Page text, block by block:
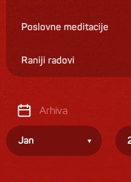
Poslovne meditacije
Raniji radovi
Arhiva
Jan